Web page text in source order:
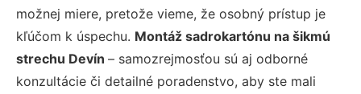
možnej miere, pretože vieme, že osobný prístup je
kľúčom k úspechu. Montáž sadrokartónu na šikmú
strechu Devín – samozrejmosťou sú aj odborné
konzultácie či detailné poradenstvo, aby ste mali